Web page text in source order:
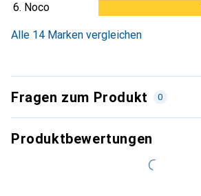
6. Noco
Alle 14 Marken vergleichen
Fragen zum Produkt 0
Produktbewertungen